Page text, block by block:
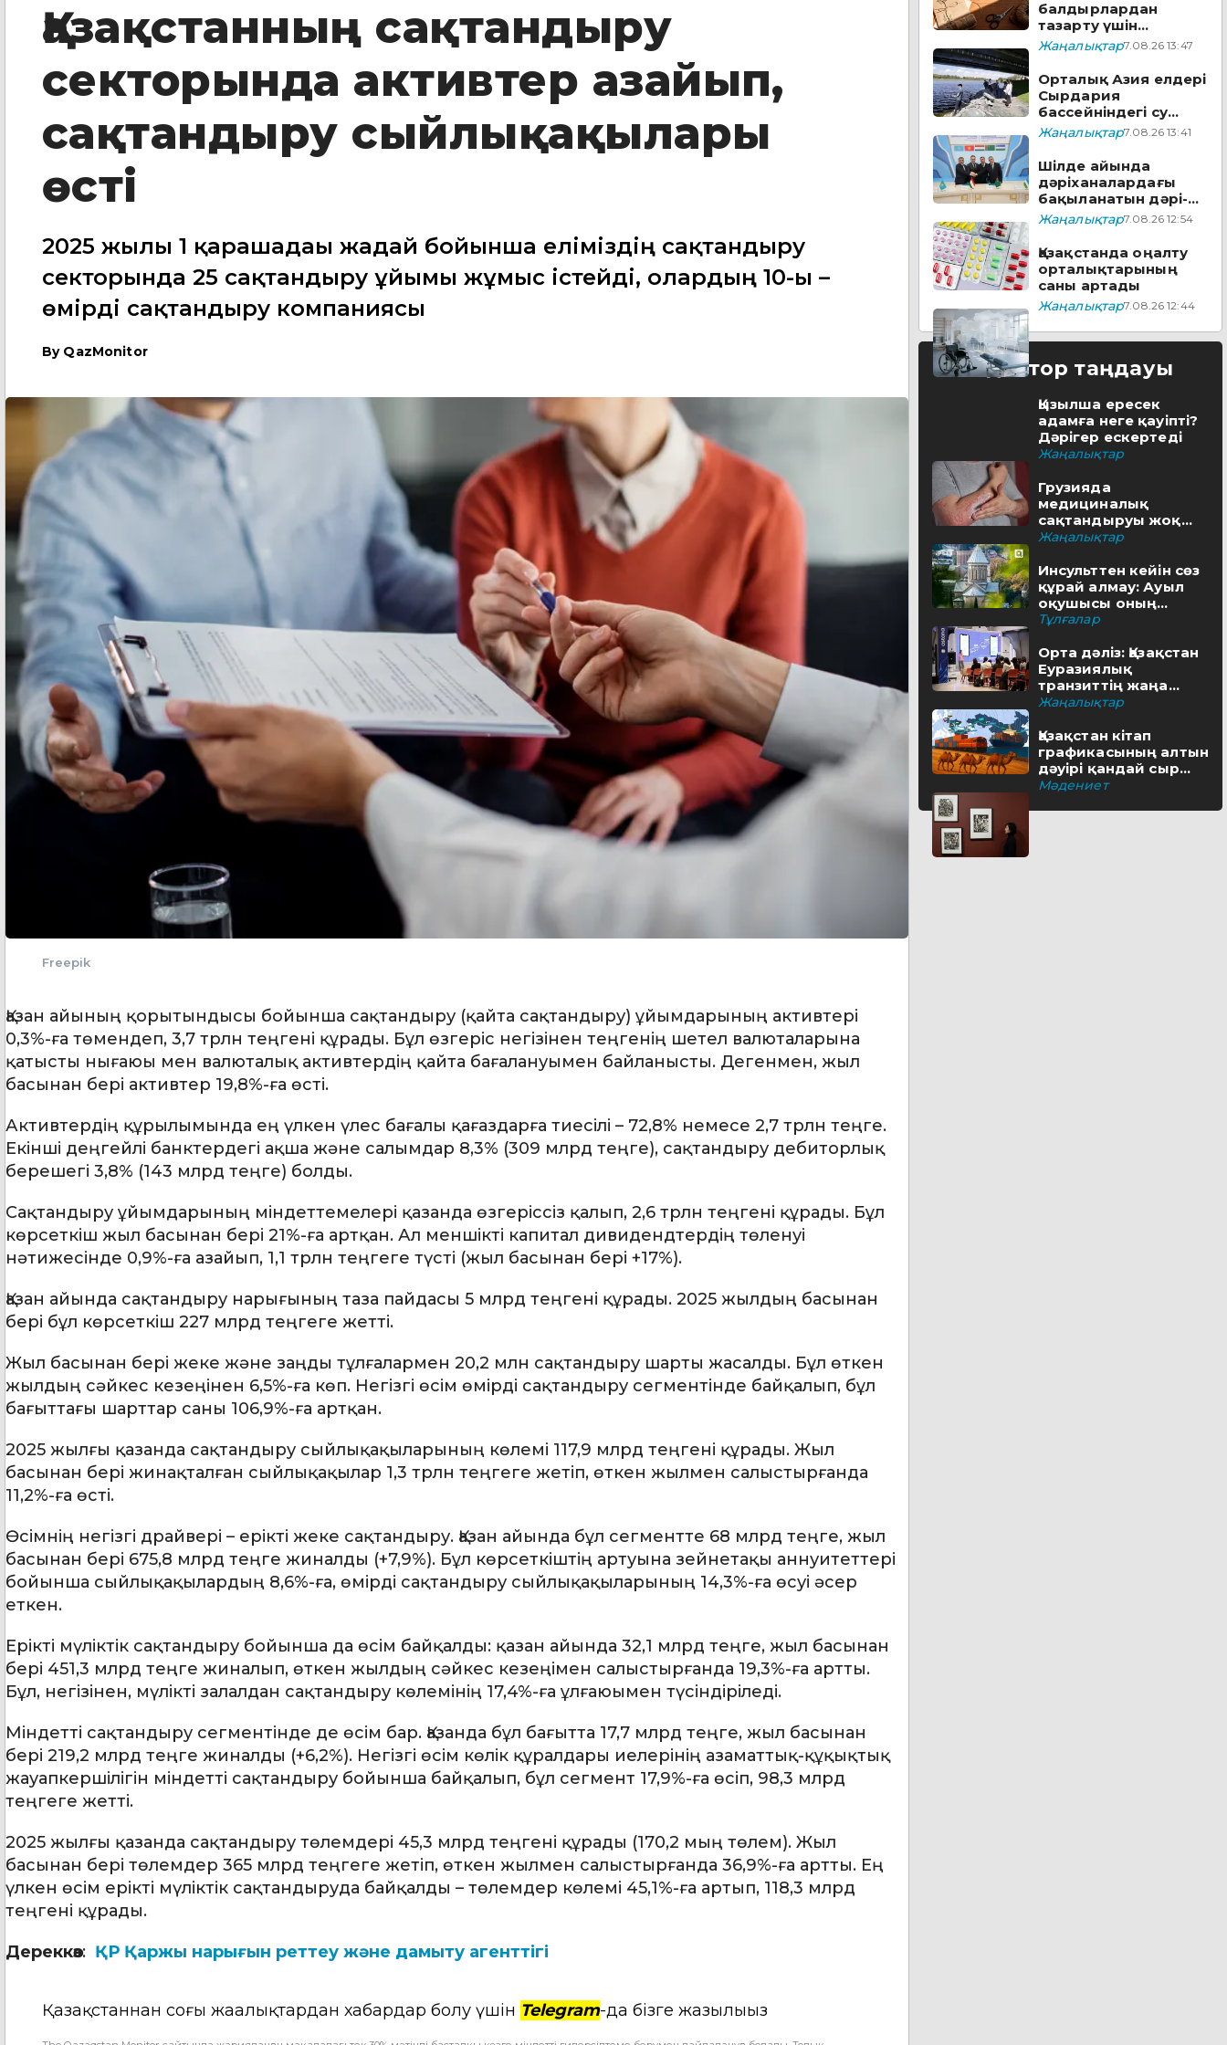
Қазақстанның сақтандыру
секторында активтер азайып,
сақтандыру сыйлықақылары
өсті
2025 жылғы 1 қарашадағы жағдай бойынша еліміздің сақтандыру
секторында 25 сақтандыру ұйымы жұмыс істейді, олардың 10-ы –
өмірді сақтандыру компаниясы
By QazMonitor
Freepik
Қазан айының қорытындысы бойынша сақтандыру (қайта сақтандыру) ұйымдарының активтері
0,3%-ға төмендеп, 3,7 трлн теңгені құрады. Бұл өзгеріс негізінен теңгенің шетел валюталарына
қатысты нығаюы мен валюталық активтердің қайта бағалануымен байланысты. Дегенмен, жыл
басынан бері активтер 19,8%-ға өсті.
Активтердің құрылымында ең үлкен үлес бағалы қағаздарға тиесілі – 72,8% немесе 2,7 трлн теңге.
Екінші деңгейлі банктердегі ақша және салымдар 8,3% (309 млрд теңге), сақтандыру дебиторлық
берешегі 3,8% (143 млрд теңге) болды.
Сақтандыру ұйымдарының міндеттемелері қазанда өзгеріссіз қалып, 2,6 трлн теңгені құрады. Бұл
көрсеткіш жыл басынан бері 21%-ға артқан. Ал меншікті капитал дивидендтердің төленуі
нәтижесінде 0,9%-ға азайып, 1,1 трлн теңгеге түсті (жыл басынан бері +17%).
Қазан айында сақтандыру нарығының таза пайдасы 5 млрд теңгені құрады. 2025 жылдың басынан
бері бұл көрсеткіш 227 млрд теңгеге жетті.
Жыл басынан бері жеке және заңды тұлғалармен 20,2 млн сақтандыру шарты жасалды. Бұл өткен
жылдың сәйкес кезеңінен 6,5%-ға көп. Негізгі өсім өмірді сақтандыру сегментінде байқалып, бұл
бағыттағы шарттар саны 106,9%-ға артқан.
2025 жылғы қазанда сақтандыру сыйлықақыларының көлемі 117,9 млрд теңгені құрады. Жыл
басынан бері жинақталған сыйлықақылар 1,3 трлн теңгеге жетіп, өткен жылмен салыстырғанда
11,2%-ға өсті.
Өсімнің негізгі драйвері – ерікті жеке сақтандыру. Қазан айында бұл сегментте 68 млрд теңге, жыл
басынан бері 675,8 млрд теңге жиналды (+7,9%). Бұл көрсеткіштің артуына зейнетақы аннуитеттері
бойынша сыйлықақылардың 8,6%-ға, өмірді сақтандыру сыйлықақыларының 14,3%-ға өсуі әсер
еткен.
Ерікті мүліктік сақтандыру бойынша да өсім байқалды: қазан айында 32,1 млрд теңге, жыл басынан
бері 451,3 млрд теңге жиналып, өткен жылдың сәйкес кезеңімен салыстырғанда 19,3%-ға артты.
Бұл, негізінен, мүлікті залалдан сақтандыру көлемінің 17,4%-ға ұлғаюымен түсіндіріледі.
Міндетті сақтандыру сегментінде де өсім бар. Қазанда бұл бағытта 17,7 млрд теңге, жыл басынан
бері 219,2 млрд теңге жиналды (+6,2%). Негізгі өсім көлік құралдары иелерінің азаматтық-құқықтық
жауапкершілігін міндетті сақтандыру бойынша байқалып, бұл сегмент 17,9%-ға өсіп, 98,3 млрд
теңгеге жетті.
2025 жылғы қазанда сақтандыру төлемдері 45,3 млрд теңгені құрады (170,2 мың төлем). Жыл
басынан бері төлемдер 365 млрд теңгеге жетіп, өткен жылмен салыстырғанда 36,9%-ға артты. Ең
үлкен өсім ерікті мүліктік сақтандыруда байқалды – төлемдер көлемі 45,1%-ға артып, 118,3 млрд
теңгені құрады.
Дереккөз: ҚР Қаржы нарығын реттеу және дамыту агенттігі
Қазақстаннан соңғы жаңалықтардан хабардар болу үшін Telegram-да бізге жазылыңыз
балдырлардан
тазарту үшін
хлорелла қолдану
жоспарланып отыр
Жаңалықтар7.08.26 13:47
Орталық Азия елдері
Сырдария
бассейніндегі су
есебін
автоматтандырады
Жаңалықтар7.08.26 13:41
Шілде айында
дәріханалардағы
бақыланатын дәрі-
дәрмектің төрттен
біріне жуығы
арзандады
Жаңалықтар7.08.26 12:54
Қазақстанда оңалту
орталықтарының
саны артады
Жаңалықтар7.08.26 12:44
Редактор таңдауы
Қызылша ересек
адамға неге қауіпті?
Дәрігер ескертеді
Жаңалықтар
Грузияда
медициналық
сақтандыруы жоқ
туристерге айыппұл
Жаңалықтар
Инсульттен кейін сөз
құрай алмау: Ауыл
оқушысы оның
шешімін тапты
Тұлғалар
Орта дәліз: Қазақстан
Еуразиялық
транзиттің жаңа
бағытын қалай салып
Жаңалықтар
Қазақстан кітап
графикасының алтын
дәуірі қандай сыр
бүгіп жатыр?
Мәдениет